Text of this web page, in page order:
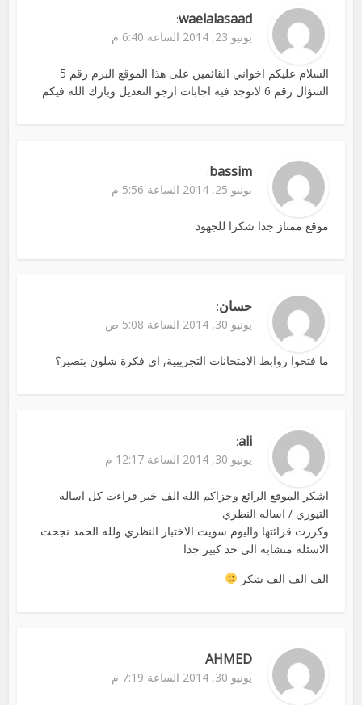
waelalasaad
:
يونيو 23, 2014 الساعة 6:40 م
السلام عليكم اخواني القائمين على هذا الموقع البرم رقم 5
السؤال رقم 6 لاتوجد فيه اجابات ارجو التعديل وبارك الله فيكم
bassim
:
يونيو 25, 2014 الساعة 5:56 م
موقع ممتاز جدا شكرا للجهود
حسان:
يونيو 30, 2014 الساعة 5:08 ص
ما فتحوا روابط الامتحانات التجريبية, اي فكرة شلون بتصير؟
ali
:
يونيو 30, 2014 الساعة 12:17 م
اشكر الموقع الرائع وجزاكم الله الف خير قراءت كل اساله
التيوري / اساله النظري
وكررت قرائتها واليوم سويت الاختبار النظري ولله الحمد نجحت
الاسئله متشابه الى حد كبير جدا
الف الف الف شكر
AHMED
:
يونيو 30, 2014 الساعة 7:19 م